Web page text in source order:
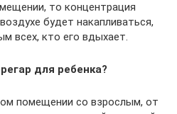
то концентрация
будет накапливаться,
всех, кто его вдыхает.
для ребенка?
помещении со взрослым, от